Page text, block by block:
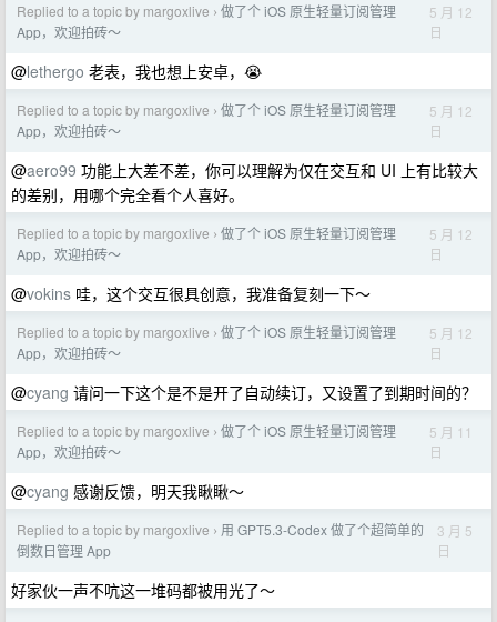
Replied to a topic by margoxlive › 做了个 iOS 原生轻量订阅管理
App，欢迎拍砖～
5 月 12
日
@lethergo 老表，我也想上安卓，😭
Replied to a topic by margoxlive › 做了个 iOS 原生轻量订阅管理
App，欢迎拍砖～
5 月 12
日
@aero99 功能上大差不差，你可以理解为仅在交互和 UI 上有比较大
的差别，用哪个完全看个人喜好。
Replied to a topic by margoxlive › 做了个 iOS 原生轻量订阅管理
App，欢迎拍砖～
5 月 12
日
@vokins 哇，这个交互很具创意，我准备复刻一下～
Replied to a topic by margoxlive › 做了个 iOS 原生轻量订阅管理
App，欢迎拍砖～
5 月 12
日
@cyang 请问一下这个是不是开了自动续订，又设置了到期时间的？
Replied to a topic by margoxlive › 做了个 iOS 原生轻量订阅管理
App，欢迎拍砖～
5 月 11
日
@cyang 感谢反馈，明天我瞅瞅～
Replied to a topic by margoxlive › 用 GPT5.3-Codex 做了个超简单的
倒数日管理 App
3 月 5
日
好家伙一声不吭这一堆码都被用光了～